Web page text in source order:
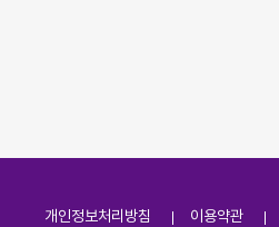
개인정보처리방침 이용약관